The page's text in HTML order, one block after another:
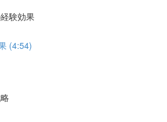
験効果
(4:54)